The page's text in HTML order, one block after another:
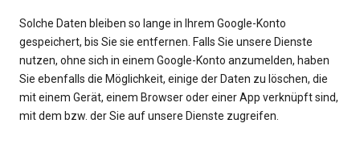
Solche Daten bleiben so lange in Ihrem Google-Konto
gespeichert, bis Sie sie entfernen. Falls Sie unsere Dienste
nutzen, ohne sich in einem Google-Konto anzumelden, haben
Sie ebenfalls die Möglichkeit, einige der Daten zu löschen, die
mit einem Gerät, einem Browser oder einer App verknüpft sind,
mit dem bzw. der Sie auf unsere Dienste zugreifen.